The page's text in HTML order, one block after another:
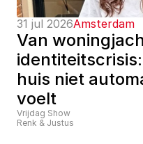
31 jul 2026Amsterdam
Van
huis niet
voelt
Vrijdag Show
Renk & Justus